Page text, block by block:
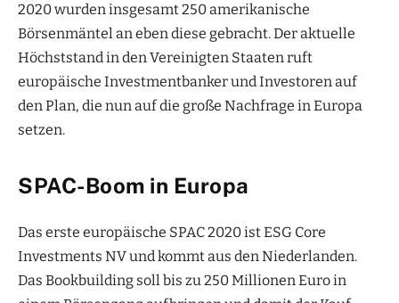
2020 wurden insgesamt 250 amerikanische
Börsenmäntel an eben diese gebracht. Der aktuelle
Höchststand in den Vereinigten Staaten ruft
europäische Investmentbanker und Investoren auf
den Plan, die nun auf die große Nachfrage in Europa
setzen.
SPAC-Boom in Europa
Das erste europäische SPAC 2020 ist ESG Core
Investments NV und kommt aus den Niederlanden.
Das Bookbuilding soll bis zu 250 Millionen Euro in